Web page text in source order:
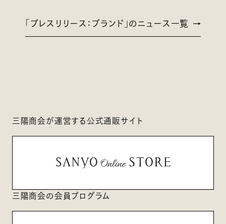
「プレスリリース：ブランド」のニュース一覧
三陽商会が運営する公式通販サイト
三陽商会の会員プログラム